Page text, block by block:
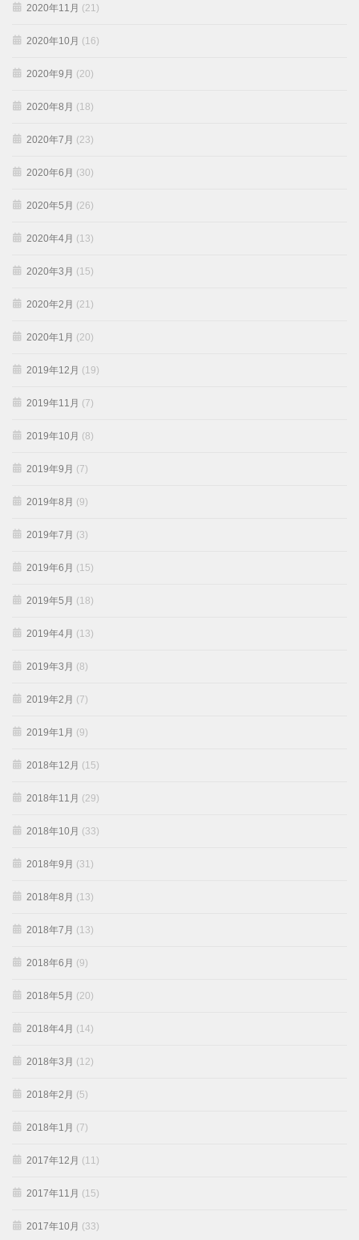
2020年11月 (21)
2020年10月 (16)
2020年9月 (20)
2020年8月 (18)
2020年7月 (23)
2020年6月 (30)
2020年5月 (26)
2020年4月 (13)
2020年3月 (15)
2020年2月 (21)
2020年1月 (20)
2019年12月 (19)
2019年11月 (7)
2019年10月 (8)
2019年9月 (7)
2019年8月 (9)
2019年7月 (3)
2019年6月 (15)
2019年5月 (18)
2019年4月 (13)
2019年3月 (8)
2019年2月 (7)
2019年1月 (9)
2018年12月 (15)
2018年11月 (29)
2018年10月 (33)
2018年9月 (31)
2018年8月 (13)
2018年7月 (13)
2018年6月 (9)
2018年5月 (20)
2018年4月 (14)
2018年3月 (12)
2018年2月 (5)
2018年1月 (7)
2017年12月 (11)
2017年11月 (15)
2017年10月 (33)